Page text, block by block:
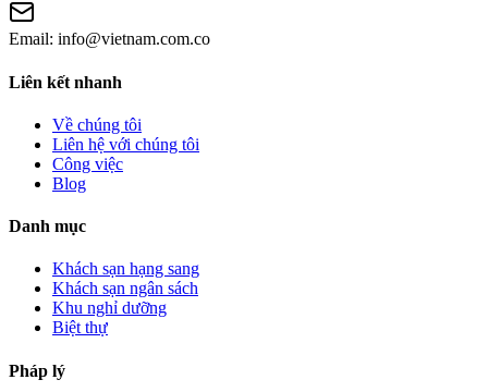
Email: info@vietnam.com.co
Liên kết nhanh
Về chúng tôi
Liên hệ với chúng tôi
Công việc
Blog
Danh mục
Khách sạn hạng sang
Khách sạn ngân sách
Khu nghỉ dưỡng
Biệt thự
Pháp lý